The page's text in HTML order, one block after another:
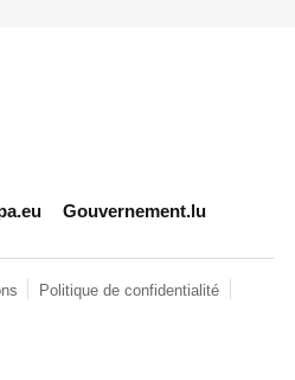
Gouvernement.lu
Politique de confidentialité